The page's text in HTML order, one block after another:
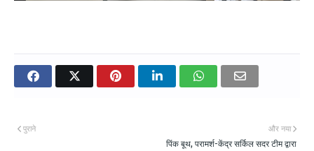
और नया
पिंक बूथ, परामर्श-केंद्र सर्किल सदर टीम द्वारा
पुराने